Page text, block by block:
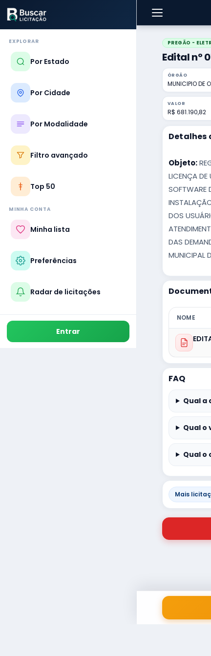
EXPLORAR
Por Estado
Por Cidade
Por Modalidade
Filtro avançado
Top 50
MINHA CONTA
Minha lista
Preferências
Radar de licitações
Entrar
PREGÃO -
Edital nº
ÓRGÃO
MUNICIPIO DE
VALOR
R$ 681.190,82
Detalhes
Objeto:
LICENÇA DE
SOFTWARE
DOS
DAS
MUNICIPAL
NOME
FAQ
Qual a
Qual o
Qual o
Mais